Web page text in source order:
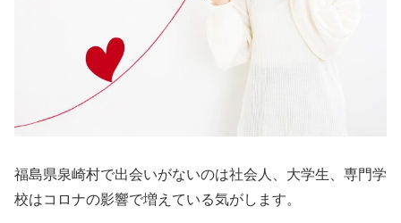
福島県泉崎村で出会いがないのは社会人、大学生、専門学
校はコロナの影響で増えている気がします。